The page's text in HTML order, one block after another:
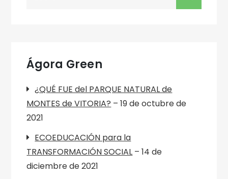
Ágora Green
¿QUÉ FUE del PARQUE NATURAL de
MONTES de VITORIA? – 19 de octubre de
2021
ECOEDUCACIÓN para la
TRANSFORMACIÓN SOCIAL – 14 de
diciembre de 2021